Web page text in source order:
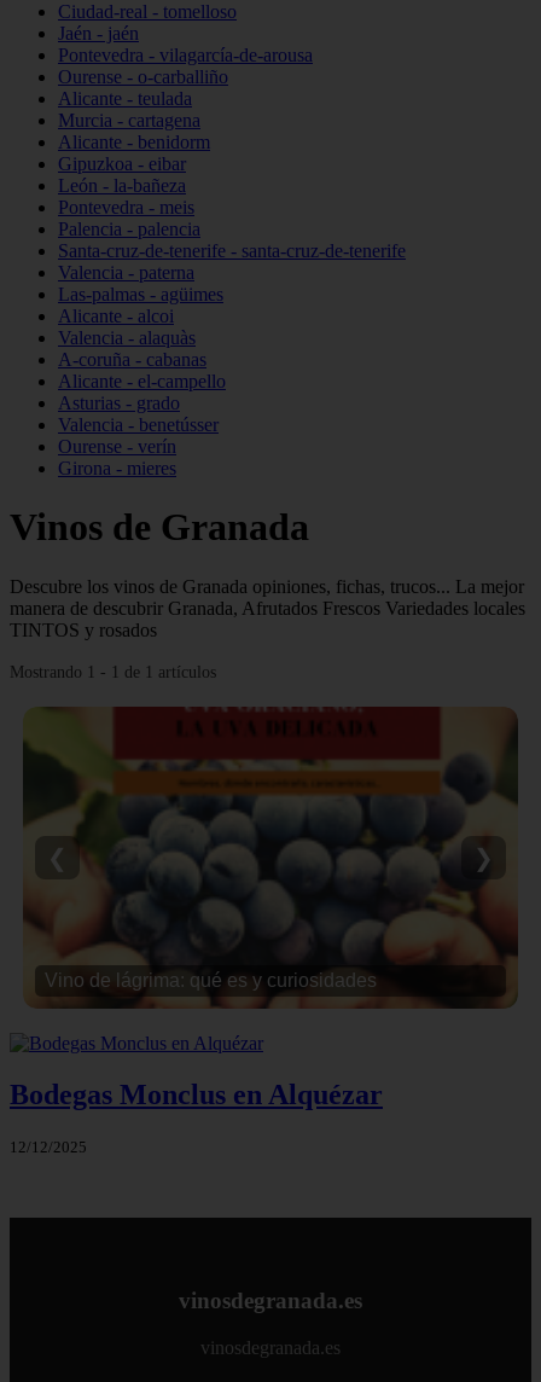
Ciudad-real - tomelloso
Jaén - jaén
Pontevedra - vilagarcía-de-arousa
Ourense - o-carballiño
Alicante - teulada
Murcia - cartagena
Alicante - benidorm
Gipuzkoa - eibar
León - la-bañeza
Pontevedra - meis
Palencia - palencia
Santa-cruz-de-tenerife - santa-cruz-de-tenerife
Valencia - paterna
Las-palmas - agüimes
Alicante - alcoi
Valencia - alaquàs
A-coruña - cabanas
Alicante - el-campello
Asturias - grado
Valencia - benetússer
Ourense - verín
Girona - mieres
Vinos de Granada
Descubre los vinos de Granada opiniones, fichas, trucos... La mejor
manera de descubrir Granada, Afrutados Frescos Variedades locales
TINTOS y rosados
Mostrando 1 - 1 de 1 artículos
Vino de lágrima: qué es y curiosidades
❮ ❯
Bodegas Monclus en Alquézar
12/12/2025
vinosdegranada.es
vinosdegranada.es